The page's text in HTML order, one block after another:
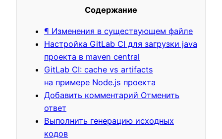
Содержание
¶ Изменения в существующем файле
Настройка GitLab CI для загрузки java
проекта в maven central
GitLab CI: cache vs artifacts
на примере Node.js проекта
Добавить комментарий Отменить
ответ
Выполнить генерацию исходных
кодов